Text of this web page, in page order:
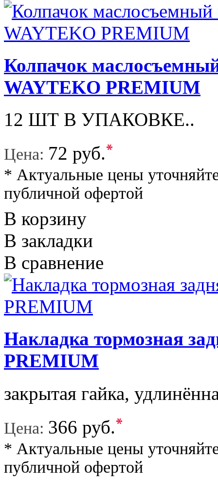
Колпачок
WAYTEKO PREMIUM
12 ШТ В УПАКОВКЕ..
Цена: 72 руб.*
* Актуальные цены
публичной офертой
В корзину
В закладки
В сравнение
Накладка тормозная
PREMIUM
закрытая гайка,
Цена: 366 руб.*
* Актуальные цены
публичной офертой